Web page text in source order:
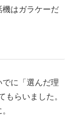
機はガラケーだ
に「選んだ理
もらいました。